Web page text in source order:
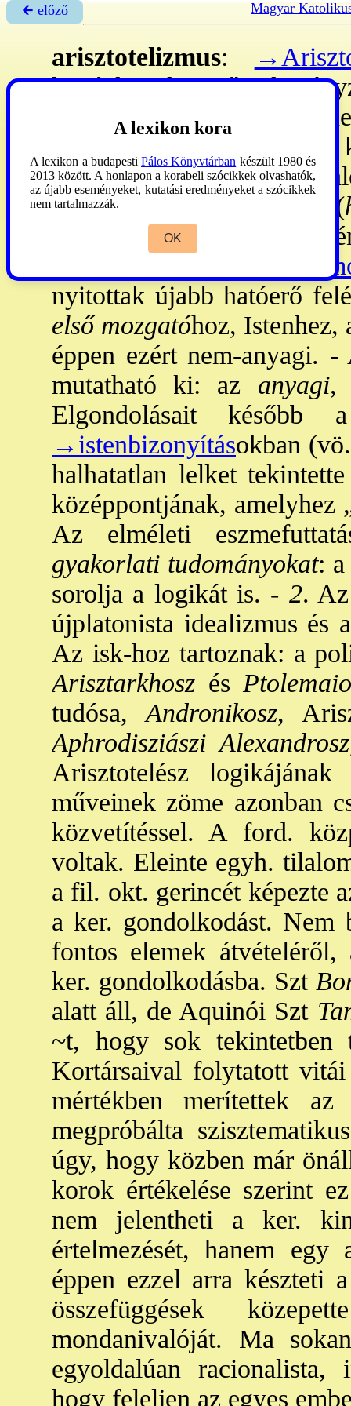
🡰 előző Magyar
arisztotelizmus:
középkori követőinek
„első filozófia”
létezők létére irányuló
ellentétben a létezőknek
két összetevője: az anyag (
lehetőség (dünamisz
) és
nyitottak újabb hatóerő
első mozgatóhoz, Istenhez,
éppen ezért nem-anyagi.
mutatható ki: az anyagi,
Elgondolásait később
→istenbizonyításokban
halhatatlan lelket
középpontjának, amelyhez
Az elméleti
gyakorlati tudományokat:
sorolja a logikát is. - 2.
újplatonista idealizmus és
Az isk-hoz tartoznak: a
Arisztarkhosz és
tudósa, Andronikosz,
Aphrodisziászi Alexandrosz
Arisztotelész
műveinek zöme azonban
közvetítéssel. A ford.
voltak. Eleinte egyh.
a fil. okt. gerincét képezte
a ker. gondolkodást. Nem
fontos elemek
ker. gondolkodásba. Szt
alatt áll, de Aquinói Szt
~t, hogy sok
Kortársaival folytatott vitái
mértékben merítettek
megpróbálta
úgy, hogy közben már
korok értékelése szerint
nem jelentheti a ker.
értelmezését, hanem
éppen ezzel arra készteti
összefüggések
mondanivalóját. Ma
egyoldalúan
hogy feleljen az egyes
A lexikon kora
A lexikon a budapesti Pálos Könyvtárban készült 1980 és
2013 között. A honlapon a korabeli szócikkek olvashatók,
az újabb eseményeket, kutatási eredményeket a szócikkek
nem tartalmazzák.
OK